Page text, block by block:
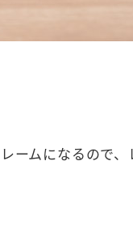
ームになるので